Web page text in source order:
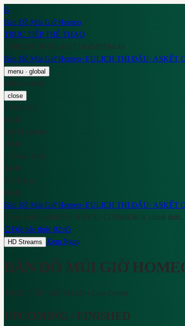
B
Bản Đồ Múi Giờ Homeo
TRỰC TIẾP THỂ THAO
VN02:45GMT 19:45ET 14:45 JST04:45
Bản Đồ Múi Giờ Homeo· EULỊCH THI ĐẤU· ASKẾT
menu · global
global.watch
close
VNHà Nội
02:45
GMTLondon
19:45
ETNew York
14:45
JSTTokyo
04:45
Bản Đồ Múi Giờ Homeo· EULỊCH THI ĐẤU· ASKẾT
Tham chiếu lịch FIFA / UEFA / CONMEBOL chính thức.
⏰Đặt báo thức 02:45
HD Streams Xem Ngay
BẢN ĐỒ MÚI GIỜ
TRỰC TIẾP THỂ THAO • Live Center
UPCOMING / FINISHED